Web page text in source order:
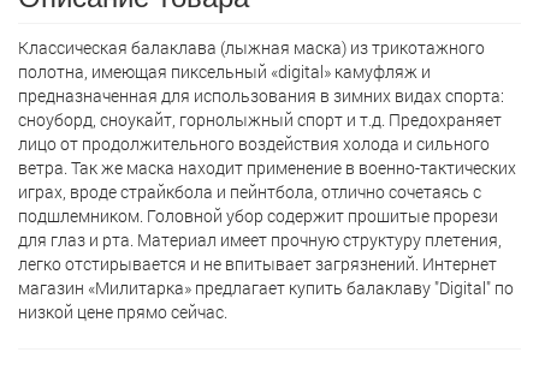
Классическая балаклава (лыжная маска) из трикотажного
полотна, имеющая пиксельный «digital» камуфляж и
предназначенная для использования в зимних видах спорта:
сноуборд, сноукайт, горнолыжный спорт и т.д. Предохраняет
лицо от продолжительного воздействия холода и сильного
ветра. Так же маска находит применение в военно-тактических
играх, вроде страйкбола и пейнтбола, отлично сочетаясь с
подшлемником. Головной убор содержит прошитые прорези
для глаз и рта. Материал имеет прочную структуру плетения,
легко отстирывается и не впитывает загрязнений. Интернет
магазин «Милитарка» предлагает кyпить балаклаву "Digital" по
низкой цене прямо сейчас.